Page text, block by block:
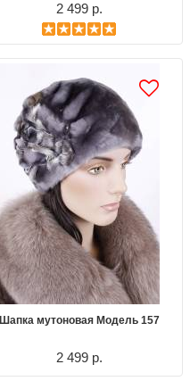
2 499 р.
Шапка мутоновая Модель 157
2 499 р.